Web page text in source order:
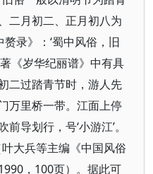
二月初二、正月初八为
录》：‘蜀中风俗，旧
《岁华纪丽谱》中有具
二过踏青节时，游人先
万里桥一带。江面上停
导划行，号‘小游江’。
大兵等主编《中国风俗
，100页）。据此可